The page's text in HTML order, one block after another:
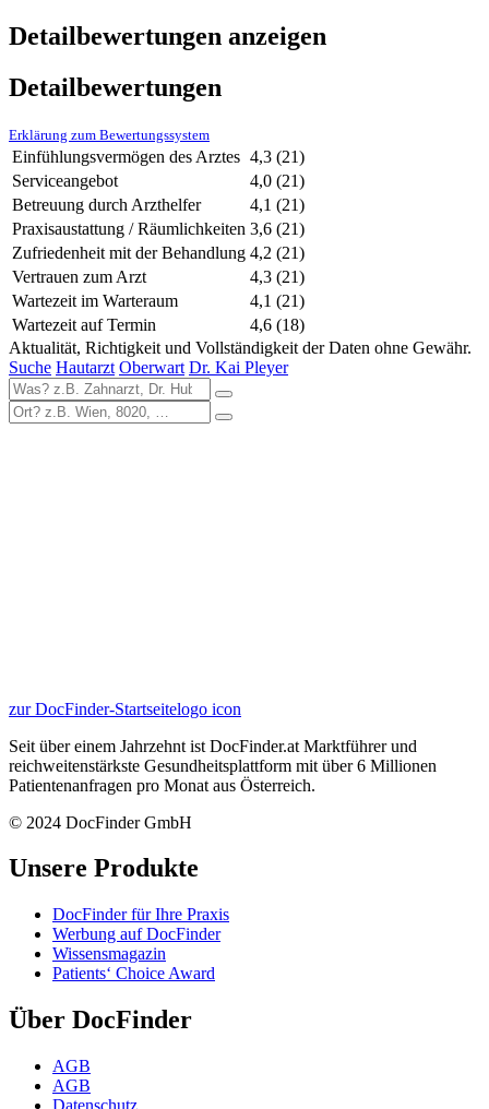
Detailbewertungen anzeigen
Detailbewertungen
Erklärung zum Bewertungssystem
Einfühlungsvermögen des Arztes 4,3 (21)
Serviceangebot
4,0 (21)
Betreuung durch Arzthelfer
4,1 (21)
Praxisaustattung / Räumlichkeiten 3,6 (21)
Zufriedenheit mit der Behandlung 4,2 (21)
Vertrauen zum Arzt
4,3 (21)
Wartezeit im Warteraum
4,1 (21)
Wartezeit auf Termin
4,6 (18)
Aktualität, Richtigkeit und Vollständigkeit der Daten ohne Gewähr.
Suche Hautarzt Oberwart Dr. Kai Pleyer
zur DocFinder-Startseitelogo icon
Seit über einem Jahrzehnt ist DocFinder.at Marktführer und
reichweitenstärkste Gesundheitsplattform mit über 6 Millionen
Patientenanfragen pro Monat aus Österreich.
© 2024 DocFinder GmbH
Unsere Produkte
DocFinder für Ihre Praxis
Werbung auf DocFinder
Wissensmagazin
Patients‘ Choice Award
Über DocFinder
AGB
AGB